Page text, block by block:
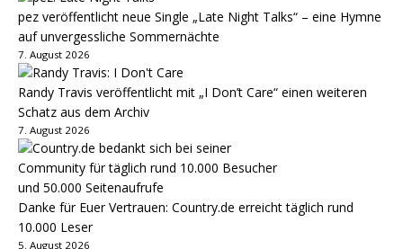
pez veröffentlicht neue Single „Late Night Talks“ – eine Hymne
auf unvergessliche Sommernächte
7. August 2026
Randy Travis veröffentlicht mit „I Don’t Care“ einen weiteren
Schatz aus dem Archiv
7. August 2026
Danke für Euer Vertrauen: Country.de erreicht täglich rund
10.000 Leser
5. August 2026